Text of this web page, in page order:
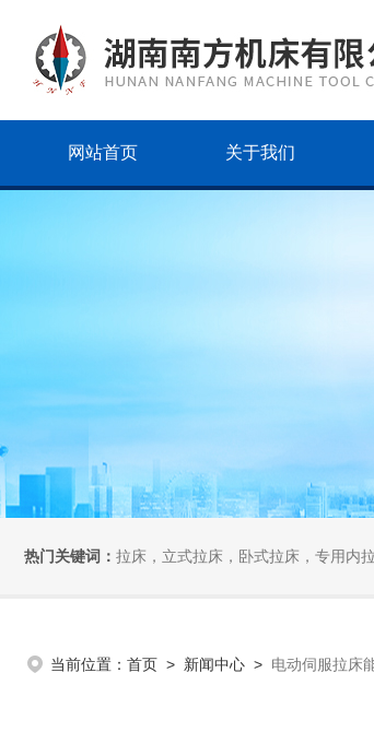
网站首页 关于我们
热门关键词： 拉床，立式拉床，卧式拉床，专用内
当前位置： 首页 > 新闻中心 > 电动伺服拉床